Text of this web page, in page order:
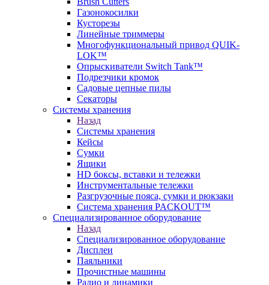
Газонокосилки
Кусторезы
Линейные триммеры
Многофункциональный привод QUIK-
LOK™
Опрыскиватели Switch Tank™
Подрезчики кромок
Садовые цепные пилы
Секаторы
Системы хранения
Назад
Системы хранения
Кейсы
Сумки
Ящики
HD боксы, вставки и тележки
Инструментальные тележки
Разгрузочные пояса, сумки и рюкзаки
Система хранения PACKOUT™
Специализированное оборудование
Назад
Специализированное оборудование
Дисплеи
Паяльники
Прочистные машины
Радио и динамики